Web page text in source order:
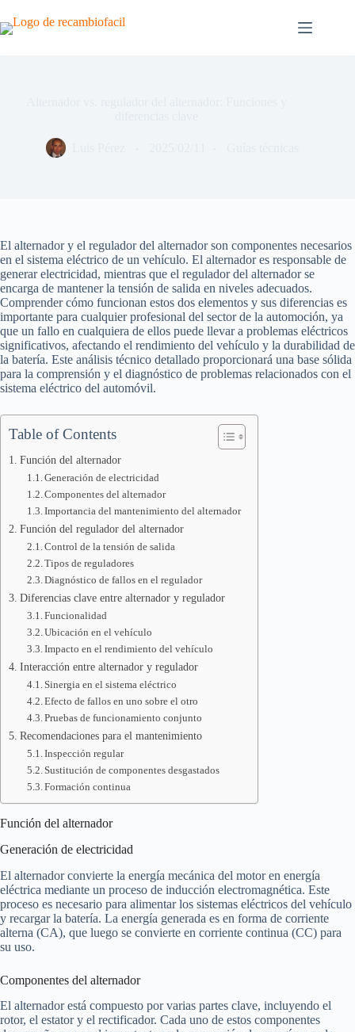
al
contenido
El alternador y el regulador del alternador son componentes necesarios
en el sistema eléctrico de un vehículo. El alternador es responsable de
generar electricidad, mientras que el regulador del alternador se
encarga de mantener la tensión de salida en niveles adecuados.
Comprender cómo funcionan estos dos elementos y sus diferencias es
importante para cualquier profesional del sector de la automoción, ya
que un fallo en cualquiera de ellos puede llevar a problemas eléctricos
significativos, afectando el rendimiento del vehículo y la durabilidad de
la batería. Este análisis técnico detallado proporcionará una base sólida
para la comprensión y el diagnóstico de problemas relacionados con el
sistema eléctrico del automóvil.
Table of Contents
Función del alternador
Generación de electricidad
Componentes del alternador
Importancia del mantenimiento del alternador
Función del regulador del alternador
Control de la tensión de salida
Tipos de reguladores
Diagnóstico de fallos en el regulador
Diferencias clave entre alternador y regulador
Funcionalidad
Ubicación en el vehículo
Impacto en el rendimiento del vehículo
Interacción entre alternador y regulador
Sinergia en el sistema eléctrico
Efecto de fallos en uno sobre el otro
Pruebas de funcionamiento conjunto
Recomendaciones para el mantenimiento
Inspección regular
Sustitución de componentes desgastados
Formación continua
Función del alternador
Generación de electricidad
El alternador convierte la energía mecánica del motor en energía
eléctrica mediante un proceso de inducción electromagnética. Este
proceso es necesario para alimentar los sistemas eléctricos del vehículo
y recargar la batería. La energía generada es en forma de corriente
alterna (CA), que luego se convierte en corriente continua (CC) para
su uso.
Componentes del alternador
El alternador está compuesto por varias partes clave, incluyendo el
rotor, el estator y el rectificador. Cada uno de estos componentes